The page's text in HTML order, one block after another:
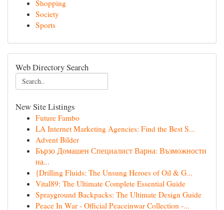
Shopping
Society
Sports
Web Directory Search
New Site Listings
Future Fambo
LA Internet Marketing Agencies: Find the Best S...
Advent Bilder
Бързо Домашен Специалист Варна: Възможности
на...
{Drilling Fluids: The Unsung Heroes of Oil & G...
Vital89: The Ultimate Complete Essential Guide
Sprayground Backpacks: The Ultimate Design Guide
Peace In War - Official Peaceinwar Collection -...